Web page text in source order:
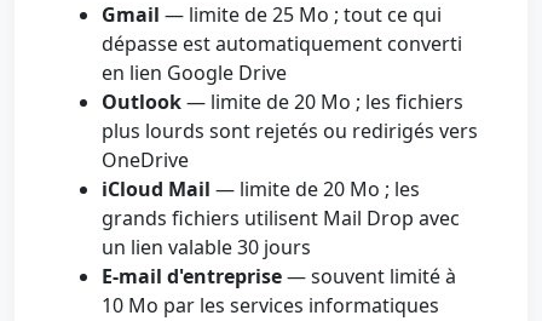
Gmail — limite de 25 Mo ; tout ce qui
dépasse est automatiquement converti
en lien Google Drive
Outlook— limite de 20 Mo ; les fichiers
plus lourds sont rejetés ou redirigés vers
OneDrive
iCloud Mail — limite de 20 Mo ; les
grands fichiers utilisent Mail Drop avec
un lien valable 30 jours
E-mail d'entreprise— souvent limité à
10 Mo par les services informatiques